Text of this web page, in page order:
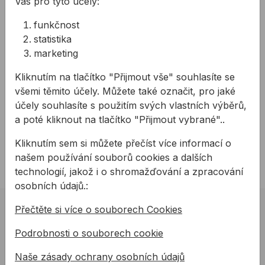
sprejů Trig-a-cap
Pomocí značkovacího teleskopu je možné
pohodlně vyznačit delší úseky bez nutnosti
ohýbání se
Aplikace ručních značkovacích sprejů Trig-a-cap
je možná ručně nebo pomocí aplikátoru -
značkovacího teleskopu
Technické parametry:
Hmotnost: 2 kg
02 623 10 920
allmedia@allmedia.sk
funkčnost
statistika
marketing
Kliknutím na tlačítko "Přijmout vše" souhlasíte se
všemi těmito účely. Můžete také označit, pro jaké
účely souhlasíte s použitím svých vlastních výběrů,
a poté kliknout na tlačítko "Přijmout vybrané"..
Kliknutím sem si můžete přečíst více informací o
našem používání souborů cookies a dalších
technologií, jakož i o shromažďování a zpracování
osobních údajů.:
Přečtěte si více o souborech Cookies
Podrobnosti o souborech cookie
Naše zásady ochrany osobních údajů